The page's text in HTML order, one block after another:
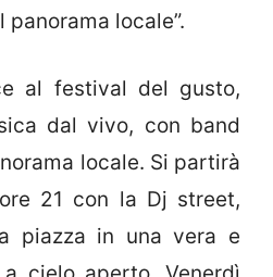
locale”.
al festival del gusto,
dal vivo, con band
locale. Si partirà
21 con la Dj street,
piazza in una vera e